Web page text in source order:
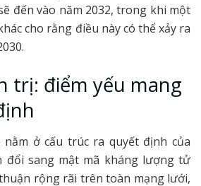
đến vào năm 2032, trong khi một
cho rằng điều này có thể xảy ra
trị: điểm yếu mang
ở cấu trúc ra quyết định của
đổi sang mật mã kháng lượng tử
rộng rãi trên toàn mạng lưới,